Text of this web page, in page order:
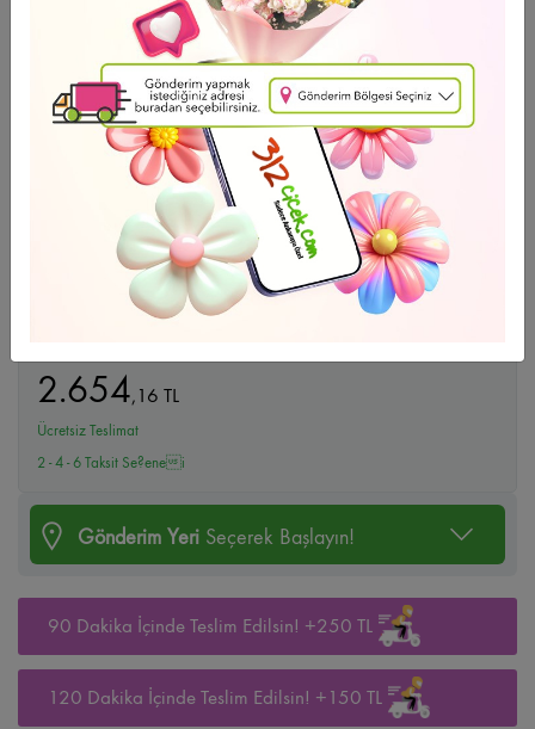
2.654, 16 TL
Ücretsiz Teslimat
2 - 4 - 6 Taksit Se?enei
Gönderim Yeri Seçerek Başlayın!
90 Dakika İçinde Teslim Edilsin! +250 TL
120 Dakika İçinde Teslim Edilsin! +150 TL